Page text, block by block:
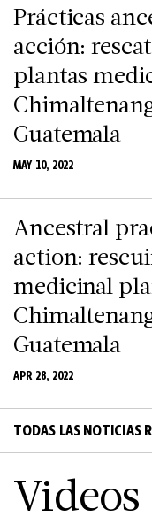
Prácticas
acción:
plantas
Guatemala
MAY 10, 2022
Ancestral
action:
medicinal
Guatemala
APR 28, 2022
TODAS LAS NOTICIAS
Videos